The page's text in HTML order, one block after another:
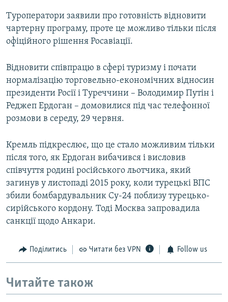
Туроператори заявили про готовність відновити
чартерну програму, проте це можливо тільки після
офіційного рішення Росавіації.
Відновити співпрацю в сфері туризму і почати
нормалізацію торговельно-економічних відносин
президенти Росії і Туреччини – Володимир Путін і
Реджеп Ердоган – домовилися під час телефонної
розмови в середу, 29 червня.
Кремль підкреслює, що це стало можливим тільки
після того, як Ердоган вибачився і висловив
співчуття родині російського льотчика, який
загинув у листопаді 2015 року, коли турецькі ВПС
збили бомбардувальник Су-24 поблизу турецько-
сирійського кордону. Тоді Москва запровадила
санкції щодо Анкари.
Поділитись Читати без VPN Follow us
Читайте також